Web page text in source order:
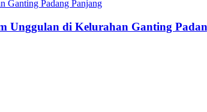
Unggulan di Kelurahan Ganting